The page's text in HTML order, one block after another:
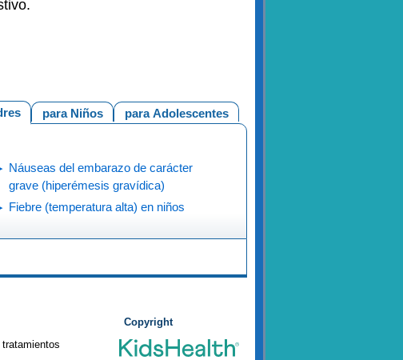
para Adolescentes
para Niños
Náuseas del embarazo de carácter
grave (hiperémesis gravídica)
Fiebre (temperatura alta) en niños
Copyright